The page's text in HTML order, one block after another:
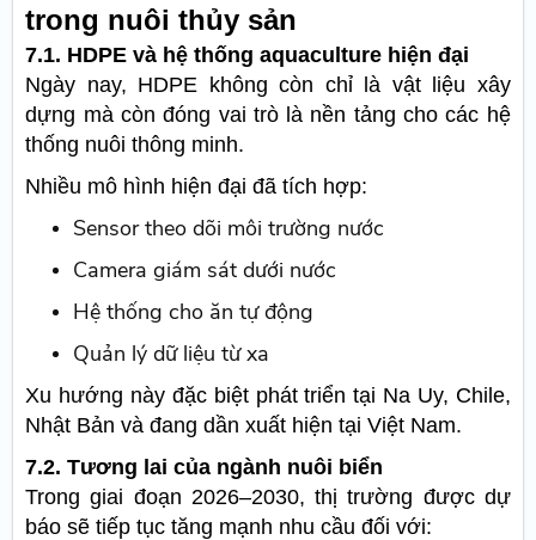
trong nuôi thủy sản
7.1. HDPE và hệ thống aquaculture hiện đại
Ngày nay, HDPE không còn chỉ là vật liệu xây
dựng mà còn đóng vai trò là nền tảng cho các hệ
thống nuôi thông minh.
Nhiều mô hình hiện đại đã tích hợp:
Sensor theo dõi môi trường nước
Camera giám sát dưới nước
Hệ thống cho ăn tự động
Quản lý dữ liệu từ xa
Xu hướng này đặc biệt phát triển tại Na Uy, Chile,
Nhật Bản và đang dần xuất hiện tại Việt Nam.
7.2. Tương lai của ngành nuôi biển
Trong giai đoạn 2026–2030, thị trường được dự
báo sẽ tiếp tục tăng mạnh nhu cầu đối với: